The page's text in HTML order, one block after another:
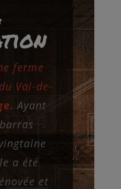
ferme
Val-de-
Ayant
a été
et